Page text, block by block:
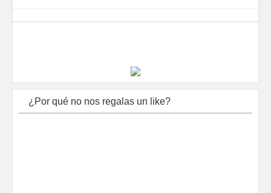
¿Por qué no nos regalas un like?